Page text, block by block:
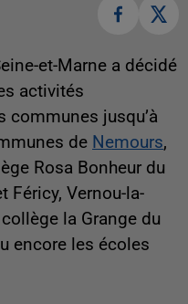
et-Marne a décidé
activités
communes jusqu’à
de Nemours,
Rosa Bonheur du
Féricy, Vernou-la-
la Grange du
encore les écoles